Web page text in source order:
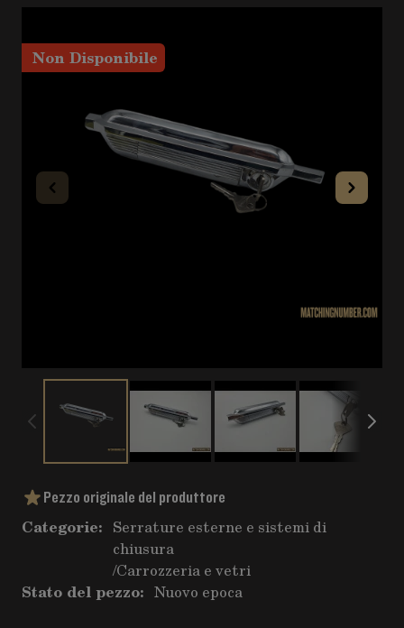
Non Disponibile
Pezzo originale del produttore
Categorie: Serrature esterne e sistemi di
chiusura
/Carrozzeria e vetri
Stato del pezzo: Nuovo epoca